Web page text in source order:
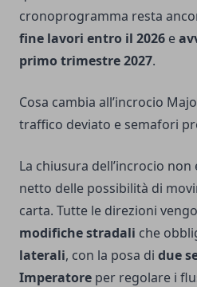
cronoprogramma resta
fine lavori entro il 2026 e
primo trimestre 2027.
Cosa cambia all’incrocio
traffico deviato e semafori
La chiusura dell’incrocio
netto delle possibilità di
carta. Tutte le direzioni
modifiche stradali che
laterali, con la posa di due
Imperatore per regolare i